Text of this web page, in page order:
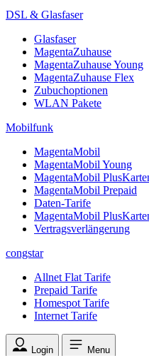
DSL & Glasfaser
Glasfaser
MagentaZuhause
MagentaZuhause Young
MagentaZuhause Flex
Zubuchoptionen
WLAN Pakete
Mobilfunk
MagentaMobil
MagentaMobil Young
MagentaMobil
MagentaMobil Prepaid
Daten-Tarife
MagentaMobil
Vertragsverlängerung
congstar
Allnet Flat Tarife
Prepaid Tarife
Homespot Tarife
Internet Tarife
Login Menu